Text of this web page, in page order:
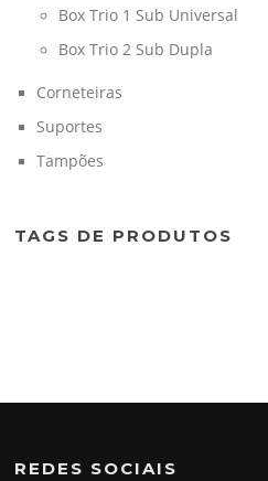
Box Trio 1 Sub Universal
Box Trio 2 Sub Dupla
Corneteiras
Suportes
Tampões
TAGS DE PRODUTOS
REDES SOCIAIS